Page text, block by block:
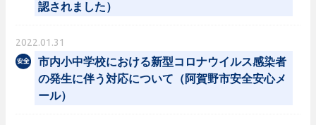
認されました）
2022.01.31
市内小中学校における新型コロナウイルス感染者
の発生に伴う対応について（阿賀野市安全安心メ
ール）